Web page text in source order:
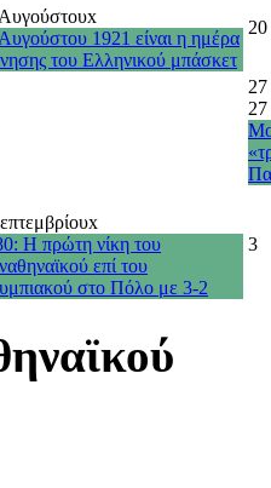
x
1921 είναι η ημέρα
του Ελληνικού μπάσκετ
20
27
x
Η πρώτη νίκη του
επί του
στο Πόλο με 3-2
3